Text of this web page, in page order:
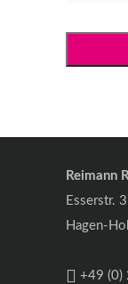
Reimann
Esserstr.
Hagen-
+49 (0)